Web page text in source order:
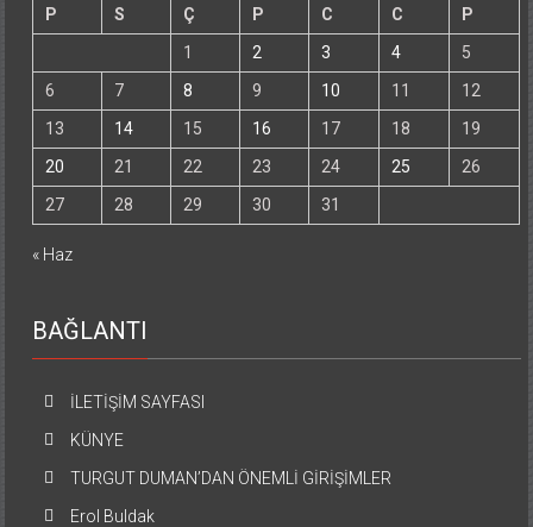
P
S Ç P C C
P
1
2 3 4
5
6
7 8 9 10 11
12
13
14 15 16 17 18
19
20
21 22 23 24 25
26
27
28 29 30 31
« Haz
BAĞLANTI
İLETİŞİM SAYFASI
KÜNYE
TURGUT DUMAN’DAN ÖNEMLİ GİRİŞİMLER
Erol Buldak